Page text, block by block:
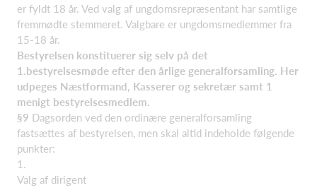
er fyldt 18 år. Ved valg af ungdomsrepræsentant har samtlige
fremmødte stemmeret. Valgbare er ungdomsmedlemmer fra
15-18 år.
Bestyrelsen konstituerer sig selv på det
1.bestyrelsesmøde efter den årlige generalforsamling. Her
udpeges Næstformand, Kasserer og sekretær samt 1
menigt bestyrelsesmedlem.
§9 Dagsorden ved den ordinære generalforsamling
fastsættes af bestyrelsen, men skal altid indeholde følgende
punkter:
1.
Valg af dirigent